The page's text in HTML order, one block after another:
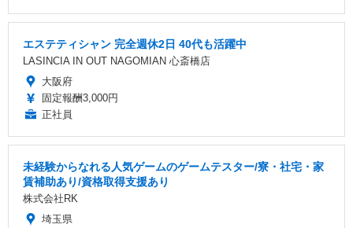
エステティシャン 完全週休2日 40代も活躍中
LASINCIA IN OUT NAGOMIAN 心斎橋店
大阪府
固定報酬3,000円
正社員
未経験からなれる人気ゲームのゲームテスター/寮・社宅・家
賃補助あり/資格取得支援あり
株式会社RK
埼玉県